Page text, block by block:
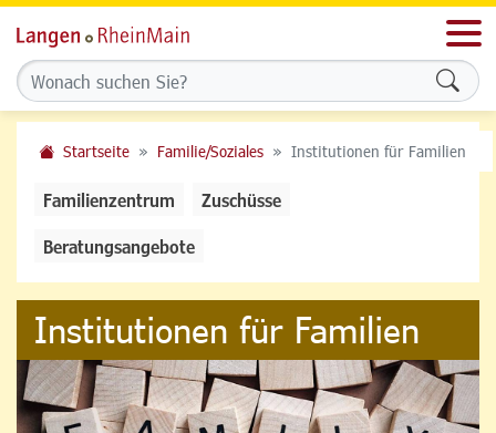
Startseite Familie/Soziales Institutionen für Familien
Familienzentrum Zuschüsse
Beratungsangebote
Institutionen für Familien